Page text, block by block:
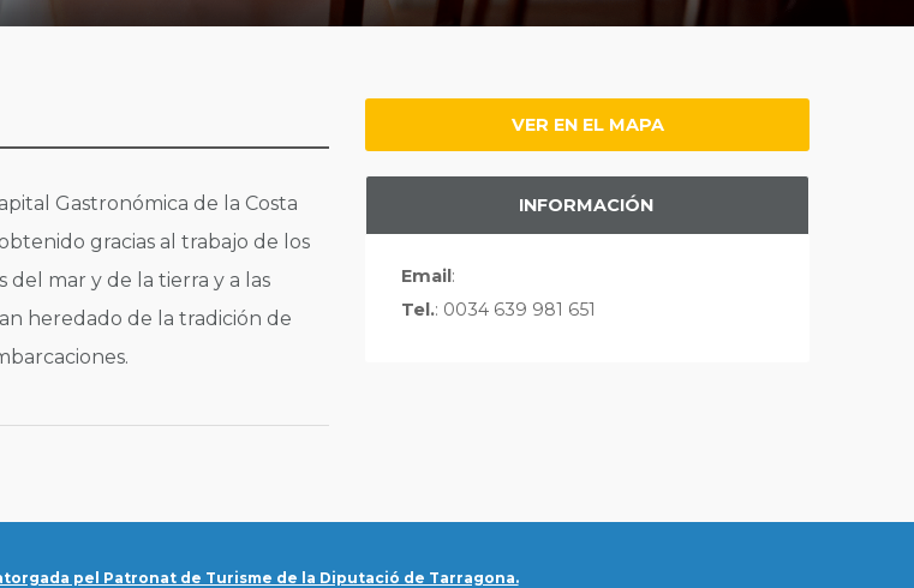
Gastronómica de la Costa
gracias al trabajo de los
del mar y de la tierra y a las
heredado de la tradición de
VER EN EL MAPA
INFORMACIÓN
Email:
Tel.: 0034 639 981 651
pel Patronat de Turisme de la Diputació de Tarragona.